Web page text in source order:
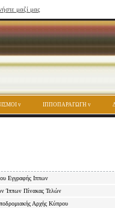
μαζί μας
ΙΠΠΟΠΑΡΑΓΩΓΗ
Εγγραφής Iππων
Ίππων Πίνακας Τελών
Αρχής Κύπρου